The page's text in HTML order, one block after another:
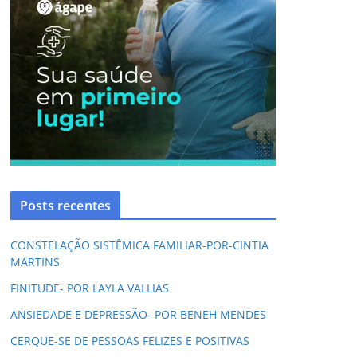
Posts recentes
CONSTELAÇÃO SISTÊMICA FAMILIAR-POR-CINTIA
MARTINS
FINITUDE- POR LAYLA VALLIAS
ANSIEDADE E DEPRESSÃO- POR BENEH MENDES
CERQUE-SE DE PESSOAS FELIZES E POSITIVAS